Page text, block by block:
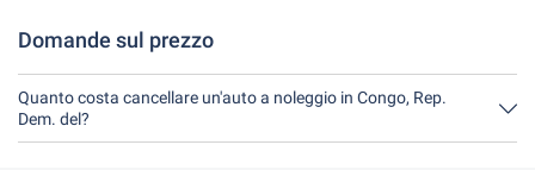
Domande sul prezzo
Quanto costa cancellare un'auto a noleggio in Congo, Rep.
Dem. del?
Fino a 24 ore prima del noleggio, la cancellazione durante l'orario